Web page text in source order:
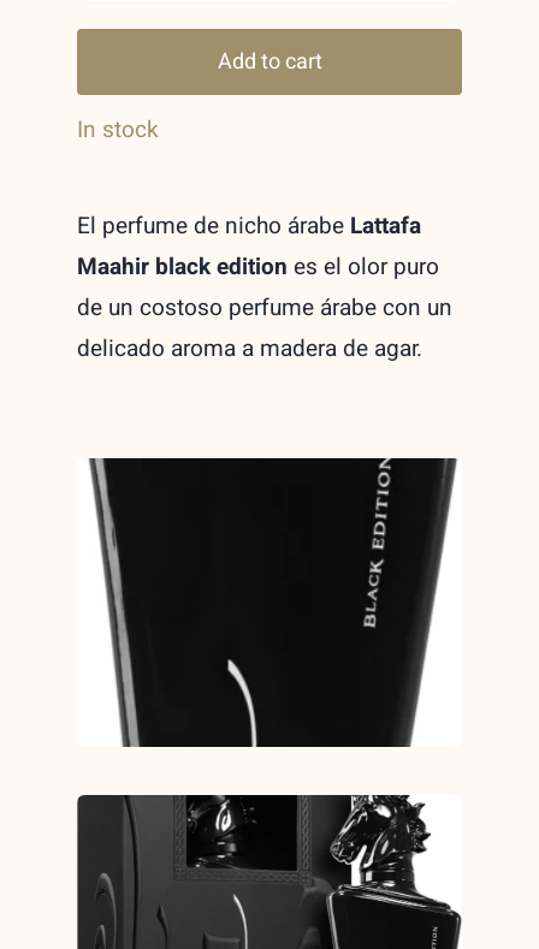
Black
Edition
Lattafa
parfum
unisex
100ml
quantity
Add to cart
In stock
El perfume de nicho árabe Lattafa
Maahir black edition es el olor puro
de un costoso perfume árabe con un
delicado aroma a madera de agar.